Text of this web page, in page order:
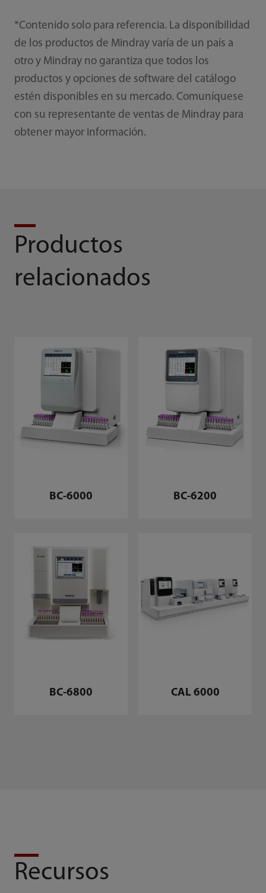
*Contenido solo para referencia. La disponibilidad
de los productos de Mindray varía de un país a
otro y Mindray no garantiza que todos los
productos y opciones de software del catálogo
estén disponibles en su mercado. Comuníquese
con su representante de ventas de Mindray para
obtener mayor información.
Productos
relacionados
BC-6000 BC-6200
BC-6800 CAL 6000
Recursos